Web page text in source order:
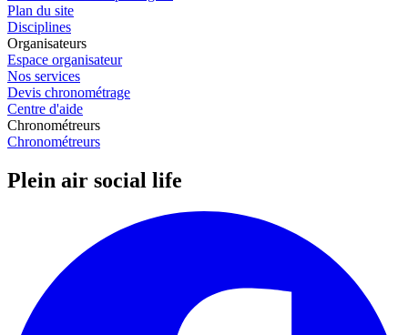
Plan du site
Disciplines
Organisateurs
Espace organisateur
Nos services
Devis chronométrage
Centre d'aide
Chronométreurs
Chronométreurs
Plein air social life